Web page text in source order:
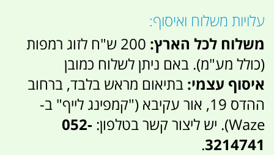
עלויות משלוח ואיסוף:
משלוח לכל הארץ:
200 ש"ח לזוג רמפות
(כולל מע"מ). באם ניתן לשלוח כמובן
איסוף עצמי: בתיאום מראש בלבד, ברחוב
ההדס 19, אור עקיבא ("קמפינג לייף" ב-
Waze). יש ליצור קשר בטלפון:
052-
3214741
.